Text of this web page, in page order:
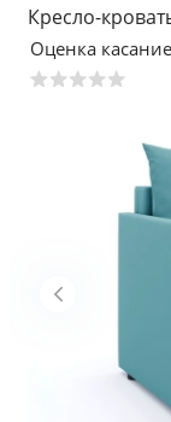
Кресло-
Оценка